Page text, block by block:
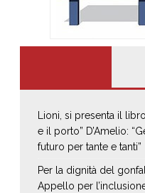
Lioni, si presenta il
e il porto” D’Amelio:
futuro per tante e tanti”
Per la dignità del
Appello per